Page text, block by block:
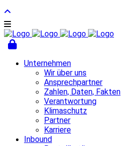
Unternehmen
Wir über uns
Ansprechpartner
Zahlen, Daten, Fakten
Verantwortung
Klimaschutz
Partner
Karriere
Inbound